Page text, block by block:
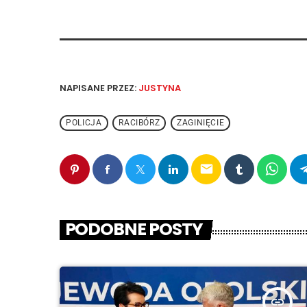
NAPISANE PRZEZ: JUSTYNA
POLICJA RACIBÓRZ ZAGINIĘCIE
email
PODOBNE POSTY
insert_link